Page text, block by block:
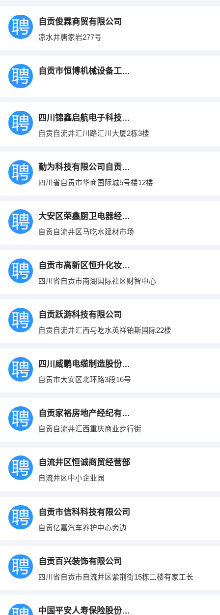
自贡俊霖商贸有限公司
凉水井唐家岩277号
自贡市恒博机械设备工程有限公司
四川锦鑫启航电子科技有限公司
自贡自流井汇川路汇川大厦2栋3楼
勤为科技有限公司自贡分公司
四川省自贡市华商国际城5号楼12楼
大安区荣鑫厨卫电器经营部
自贡自流井区马吃水建材市场
自贡市高新区恒升化妆品经营部
四川省自贡市南湖国际社区财智中心
自贡跃游科技有限公司
自贡自流井汇西马吃水英祥铂斯国际22楼
四川威鹏电缆制造股份有限公司
自贡市大安区北环路3段16号
自贡家裕房地产经纪有限公司
自贡自流井汇西重庆商业步行街
自流井区恒诚商贸经营部
自流井区中小企业园
自贡市信科科技有限公司
自贡亿嘉汽车养护中心旁边
自贡百兴装饰有限公司
四川省自贡市自流井区紫荆街15栋二楼有家工长
中国平安人寿保险股份有限公司自贡支公司